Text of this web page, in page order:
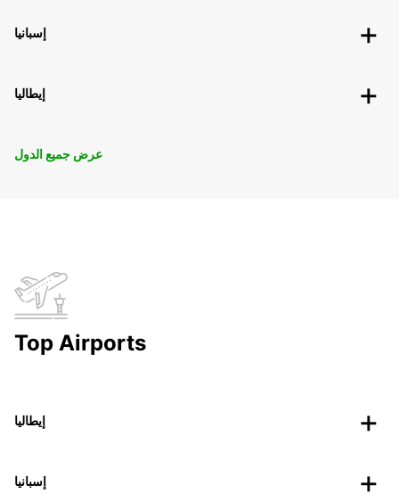
إسبانيا
إيطاليا
عرض جميع الدول
Top Airports
إيطاليا
إسبانيا